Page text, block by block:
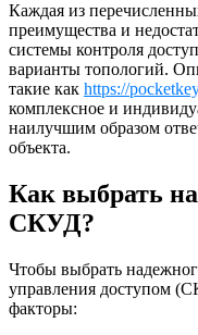
Каждая из
преимущества и
системы контроля
варианты топологий.
такие как https://
комплексное и
наилучшим образом
объекта.
Как выбрать
СКУД?
Чтобы выбрать
управления доступом
факторы: